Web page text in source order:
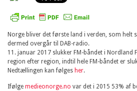
Norge bliver det første land i verden, som helt
dermed overgår til DAB-radio.
11. januar 2017 slukker FM-båndet i Nordland
region efter region, indtil hele FM-båndet er
Nedtællingen kan følges her.
Ifølge medieonorge.no var det i 2015 53% af